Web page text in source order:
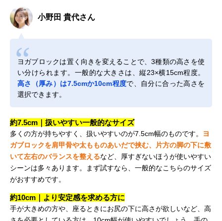
小野田 貴代さん
ヨガブロックは置く向きを変えることで、3種類の高さを使
い分けられます。一般的な大きさは、縦23×横15cm程度。
高さ（厚み）は7.5cmか10cm程度で、自分に合った高さを
選択できます。
約7.5cm｜扱いやすい一般的なサイズ
多くの方が持ちやすく、扱いやすいのが7.5cm幅のものです。
ヨ
ガブロックを肩甲骨や太もものあいだで挟む、片方の脚の下に敷
いて左右のバランスを整えるなど、厚すぎないほうが使いやすい
シーンは多々あります。まず試すなら、一般的なこちらのサイズ
がおすすめです。
約10cm｜より安定感を求める方に
手が大きめの方や、座るときにお尻の下に高さが欲しいなど、高